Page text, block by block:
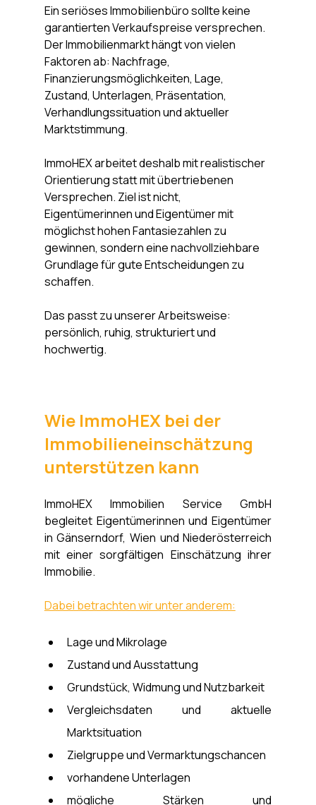
Ein seriöses Immobilienbüro sollte keine
garantierten Verkaufspreise versprechen.
Der Immobilienmarkt hängt von vielen
Faktoren ab: Nachfrage,
Finanzierungsmöglichkeiten, Lage,
Zustand, Unterlagen, Präsentation,
Verhandlungssituation und aktueller
Marktstimmung.
ImmoHEX arbeitet deshalb mit realistischer
Orientierung statt mit übertriebenen
Versprechen. Ziel ist nicht,
Eigentümerinnen und Eigentümer mit
möglichst hohen Fantasiezahlen zu
gewinnen, sondern eine nachvollziehbare
Grundlage für gute Entscheidungen zu
schaffen.
Das passt zu unserer Arbeitsweise:
persönlich, ruhig, strukturiert und
hochwertig.
Wie ImmoHEX bei der
Immobilieneinschätzung
unterstützen kann
ImmoHEX Immobilien Service GmbH
begleitet Eigentümerinnen und Eigentümer
in Gänserndorf, Wien und Niederösterreich
mit einer sorgfältigen Einschätzung ihrer
Immobilie.
Dabei betrachten wir unter anderem:
Lage und Mikrolage
Zustand und Ausstattung
Grundstück, Widmung und Nutzbarkeit
Vergleichsdaten und aktuelle
Marktsituation
Zielgruppe und Vermarktungschancen
vorhandene Unterlagen
mögliche Stärken und